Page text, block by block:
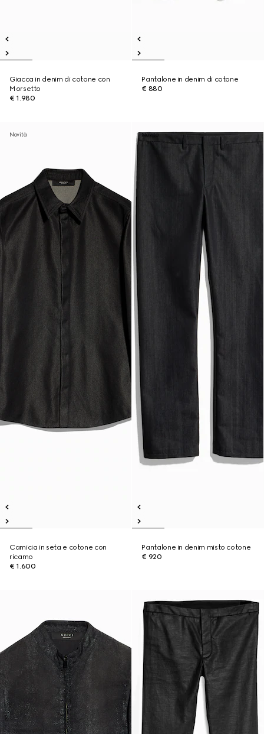
Giacca in denim di cotone con
Morsetto
€ 1.980
Pantalone in denim di cotone
€ 880
Novità
Camicia in seta e cotone con
ricamo
€ 1.600
Novità
Pantalone in denim misto cotone
€ 920